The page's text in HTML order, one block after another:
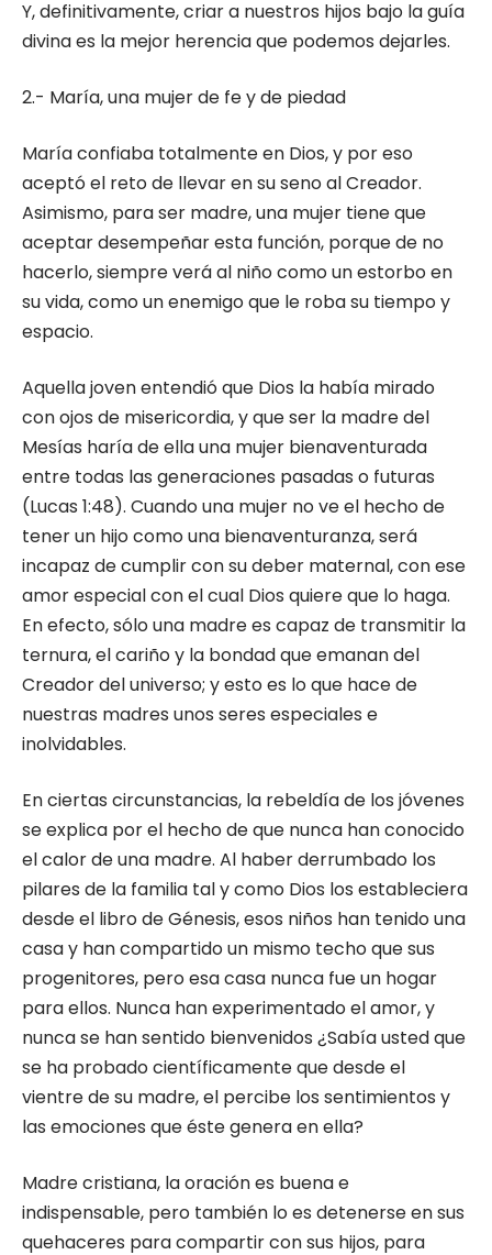
Y, definitivamente, criar a nuestros hijos bajo la guía
divina es la mejor herencia que podemos dejarles.
2.- María, una mujer de fe y de piedad
María confiaba totalmente en Dios, y por eso
aceptó el reto de llevar en su seno al Creador.
Asimismo, para ser madre, una mujer tiene que
aceptar desempeñar esta función, porque de no
hacerlo, siempre verá al niño como un estorbo en
su vida, como un enemigo que le roba su tiempo y
espacio.
Aquella joven entendió que Dios la había mirado
con ojos de misericordia, y que ser la madre del
Mesías haría de ella una mujer bienaventurada
entre todas las generaciones pasadas o futuras
(Lucas 1:48). Cuando una mujer no ve el hecho de
tener un hijo como una bienaventuranza, será
incapaz de cumplir con su deber maternal, con ese
amor especial con el cual Dios quiere que lo haga.
En efecto, sólo una madre es capaz de transmitir la
ternura, el cariño y la bondad que emanan del
Creador del universo; y esto es lo que hace de
nuestras madres unos seres especiales e
inolvidables.
En ciertas circunstancias, la rebeldía de los jóvenes
se explica por el hecho de que nunca han conocido
el calor de una madre. Al haber derrumbado los
pilares de la familia tal y como Dios los estableciera
desde el libro de Génesis, esos niños han tenido una
casa y han compartido un mismo techo que sus
progenitores, pero esa casa nunca fue un hogar
para ellos. Nunca han experimentado el amor, y
nunca se han sentido bienvenidos ¿Sabía usted que
se ha probado científicamente que desde el
vientre de su madre, el percibe los sentimientos y
las emociones que éste genera en ella?
Madre cristiana, la oración es buena e
indispensable, pero también lo es detenerse en sus
quehaceres para compartir con sus hijos, para